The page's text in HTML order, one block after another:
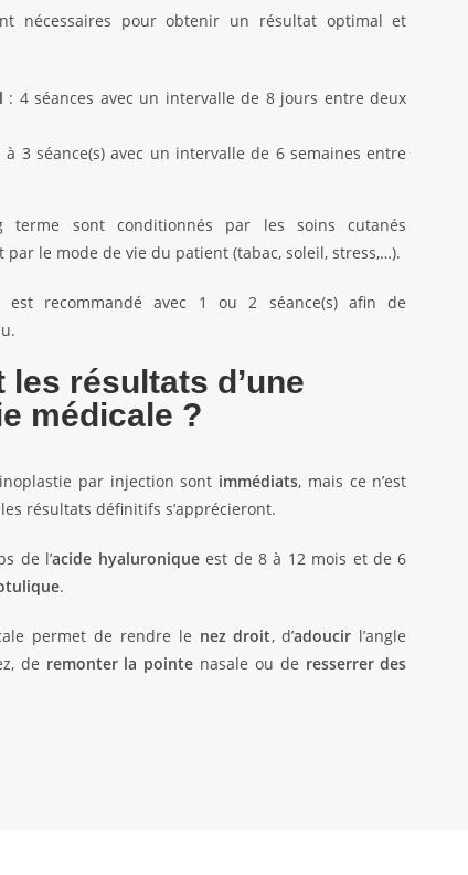
nécessaires pour obtenir un résultat optimal et
: 4 séances avec un intervalle de 8 jours entre deux
à 3 séance(s) avec un intervalle de 6 semaines entre
terme sont conditionnés par les soins cutanés
le mode de vie du patient (tabac, soleil, stress,…).
est recommandé avec 1 ou 2 séance(s) afin de
les résultats d’une
médicale ?
par injection sont immédiats, mais ce n’est
résultats définitifs s’apprécieront.
de l’acide hyaluroniqueest de 8 à 12 mois et de 6
.
permet de rendre le nez droit, d’adoucir l’angle
de remonter la pointe nasale ou de resserrer des